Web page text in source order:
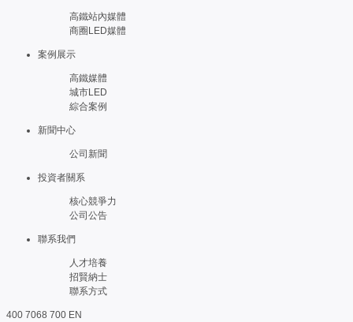
高鐵站內媒體
商圈LED媒體
案例展示
高鐵媒體
城市LED
綜合案例
新聞中心
公司新聞
投資者關系
核心競爭力
公司公告
聯系我們
人才培養
招賢納士
聯系方式
400 7068 700 EN